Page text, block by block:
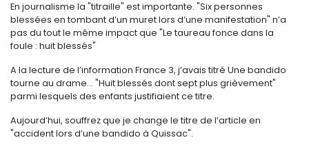
En journalisme la "titraille" est importante. "Six personnes
blessées en tombant d’un muret lors d’une manifestation" n’a
pas du tout le même impact que "Le taureau fonce dans la
foule : huit blessés"
A la lecture de l’information France 3, j’avais titré Une bandido
tourne au drame... "Huit blessés dont sept plus grièvement"
parmi lesquels des enfants justifiaient ce titre.
Aujourd’hui, souffrez que je change le titre de l’article en
"accident lors d’une bandido à Quissac".